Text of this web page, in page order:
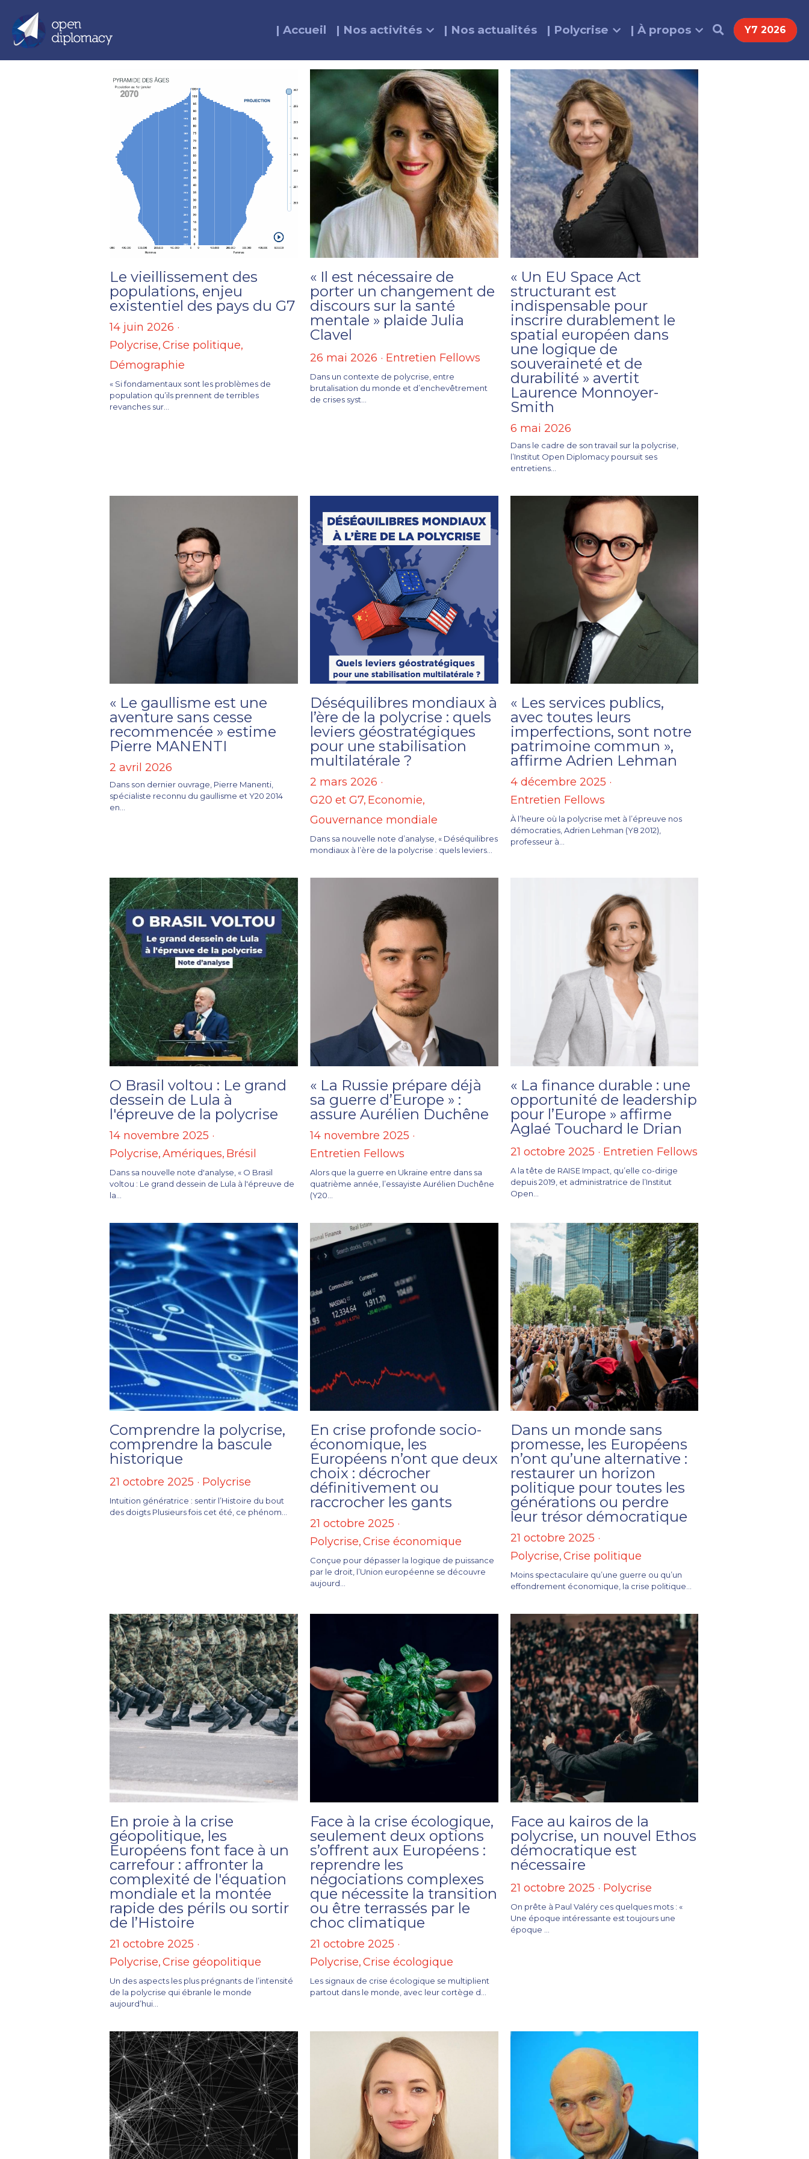
| Accueil | Nos activités | Nos actualités | Polycrise | À propos Y7 2026
Le vieillissement des
populations, enjeu
existentiel des pays du G7
14 juin 2026 ·
Polycrise, Crise politique,
Démographie
« Si fondamentaux sont les problèmes de
population qu’ils prennent de terribles
revanches sur...
« Il est nécessaire de
porter un changement de
discours sur la santé
mentale » plaide Julia
Clavel
26 mai 2026 · Entretien Fellows
Dans un contexte de polycrise, entre
brutalisation du monde et d’enchevêtrement
de crises syst...
« Un EU Space Act
structurant est
indispensable pour
inscrire durablement le
spatial européen dans
une logique de
souveraineté et de
durabilité » avertit
Laurence Monnoyer-
Smith
6 mai 2026
Dans le cadre de son travail sur la polycrise,
l’Institut Open Diplomacy poursuit ses
entretiens...
« Le gaullisme est une
aventure sans cesse
recommencée » estime
Pierre MANENTI
2 avril 2026
Dans son dernier ouvrage, Pierre Manenti,
spécialiste reconnu du gaullisme et Y20 2014
en...
Déséquilibres mondiaux à
l’ère de la polycrise : quels
leviers géostratégiques
pour une stabilisation
multilatérale ?
2 mars 2026 ·
G20 et G7, Economie,
Gouvernance mondiale
Dans sa nouvelle note d’analyse, « Déséquilibres
mondiaux à l’ère de la polycrise : quels leviers...
« Les services publics,
avec toutes leurs
imperfections, sont notre
patrimoine commun »,
affirme Adrien Lehman
4 décembre 2025 ·
Entretien Fellows
À l’heure où la polycrise met à l’épreuve nos
démocraties, Adrien Lehman (Y8 2012),
professeur à...
O Brasil voltou : Le grand
dessein de Lula à
l'épreuve de la polycrise
14 novembre 2025 ·
Polycrise, Amériques, Brésil
Dans sa nouvelle note d'analyse, « O Brasil
voltou : Le grand dessein de Lula à l'épreuve de
la...
« La Russie prépare déjà
sa guerre d’Europe » :
assure Aurélien Duchêne
14 novembre 2025 ·
Entretien Fellows
Alors que la guerre en Ukraine entre dans sa
quatrième année, l’essayiste Aurélien Duchêne
(Y20...
« La finance durable : une
opportunité de leadership
pour l’Europe » affirme
Aglaé Touchard le Drian
21 octobre 2025 · Entretien Fellows
A la tête de RAISE Impact, qu’elle co-dirige
depuis 2019, et administratrice de l’Institut
Open...
Comprendre la polycrise,
comprendre la bascule
historique
21 octobre 2025 · Polycrise
Intuition génératrice : sentir l’Histoire du bout
des doigts Plusieurs fois cet été, ce phénom...
En crise profonde socio-
économique, les
Européens n’ont que deux
choix : décrocher
définitivement ou
raccrocher les gants
21 octobre 2025 ·
Polycrise,Crise économique
Conçue pour dépasser la logique de puissance
par le droit, l’Union européenne se découvre
aujourd...
Dans un monde sans
promesse, les Européens
n’ont qu’une alternative :
restaurer un horizon
politique pour toutes les
générations ou perdre
leur trésor démocratique
21 octobre 2025 ·
Polycrise,Crise politique
Moins spectaculaire qu’une guerre ou qu’un
effondrement économique, la crise politique...
En proie à la crise
géopolitique, les
Européens font face à un
carrefour : affronter la
complexité de l'équation
mondiale et la montée
rapide des périls ou sortir
de l’Histoire
21 octobre 2025 ·
Polycrise, Crise géopolitique
Un des aspects les plus prégnants de l’intensité
de la polycrise qui ébranle le monde
aujourd’hui...
Face à la crise écologique,
seulement deux options
s’offrent aux Européens :
reprendre les
négociations complexes
que nécessite la transition
ou être terrassés par le
choc climatique
21 octobre 2025 ·
Polycrise,Crise écologique
Les signaux de crise écologique se multiplient
partout dans le monde, avec leur cortège d...
Face au kairos de la
polycrise, un nouvel Ethos
démocratique est
nécessaire
21 octobre 2025 · Polycrise
On prête à Paul Valéry ces quelques mots : «
Une époque intéressante est toujours une
époque ...